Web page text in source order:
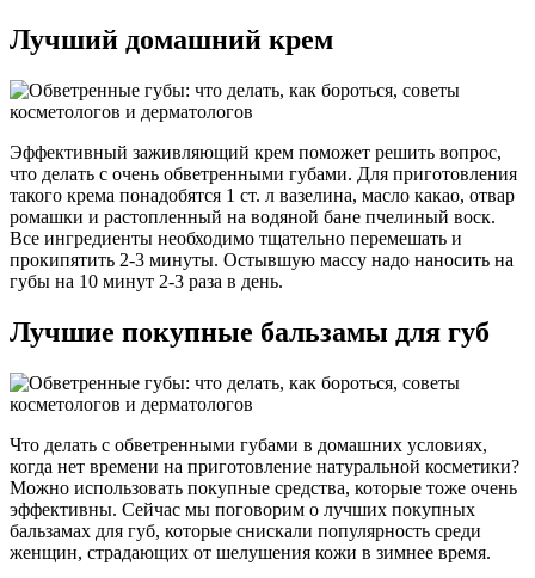
Лучший домашний крем
Эффективный заживляющий крем поможет решить вопрос,
что делать с очень обветренными губами. Для приготовления
такого крема понадобятся 1 ст. л вазелина, масло какао, отвар
ромашки и растопленный на водяной бане пчелиный воск.
Все ингредиенты необходимо тщательно перемешать и
прокипятить 2-3 минуты. Остывшую массу надо наносить на
губы на 10 минут 2-3 раза в день.
Лучшие покупные бальзамы для губ
Что делать с обветренными губами в домашних условиях,
когда нет времени на приготовление натуральной косметики?
Можно использовать покупные средства, которые тоже очень
эффективны. Сейчас мы поговорим о лучших покупных
бальзамах для губ, которые снискали популярность среди
женщин, страдающих от шелушения кожи в зимнее время.